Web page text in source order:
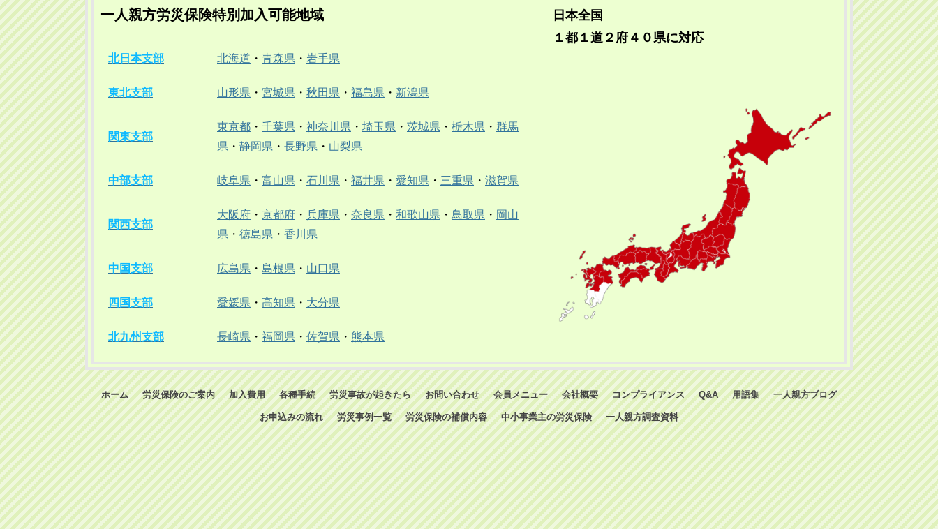
一人親方労災保険特別加入可能地域
北日本支部 北海道 ・ 青森県 ・ 岩手県
東北支部 山形県 ・ 宮城県 ・ 秋田県 ・ 福島県 ・ 新潟県
関東支部
東京都 ・ 千葉県 ・ 神奈川県 ・ 埼玉県 ・ 茨城県 ・ 栃木県 ・ 群馬
県 ・ 静岡県 ・ 長野県 ・ 山梨県
中部支部 岐阜県 ・ 富山県 ・ 石川県 ・ 福井県 ・ 愛知県 ・ 三重県 ・ 滋賀県
関西支部
大阪府 ・ 京都府 ・ 兵庫県 ・ 奈良県 ・ 和歌山県 ・ 鳥取県 ・ 岡山
県 ・ 徳島県 ・ 香川県
中国支部 広島県 ・ 島根県 ・ 山口県
四国支部 愛媛県 ・ 高知県 ・ 大分県
北九州支部 長崎県 ・ 福岡県 ・ 佐賀県 ・ 熊本県
日本全国
１都１道２府４０県に対応
ホーム 労災保険のご案内 加入費用 各種手続 労災事故が起きたら お問い合わせ 会員メニュー 会社概要 コンプライアンス Q&A 用語集 一人親方ブログ
お申込みの流れ 労災事例一覧 労災保険の補償内容 中小事業主の労災保険 一人親方調査資料